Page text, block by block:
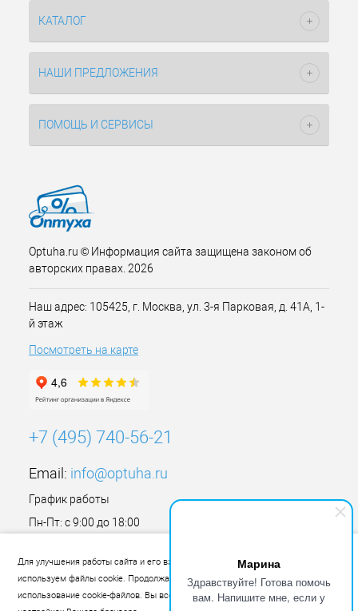
Марина
Здравствуйте! Готова помочь
вам. Напишите мне, если у
Для улучшения работы сайта и его взаимодействия с пользователями мы
используем файлы cookie. Продолжая работу с сайтом, Вы разрешаете
использование cookie-файлов. Вы всегда можете отключить файлы cookie в
КАТАЛОГ
НАШИ ПРЕДЛОЖЕНИЯ
ПОМОЩЬ И СЕРВИСЫ
Optuha.ru © Информация сайта защищена законом об
авторских правах. 2026
Наш адрес: 105425, г. Москва, ул. 3-я Парковая, д. 41А, 1-
й этаж
Посмотреть на карте
+7 (495) 740-56-21
Email: info@optuha.ru
График работы
Пн-Пт: с 9:00 до 18:00